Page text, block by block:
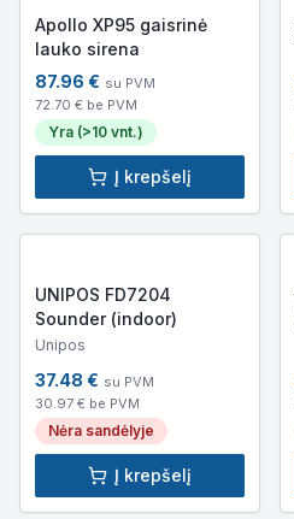
Apollo XP95 gaisrinė
lauko sirena
87.96 € su PVM
72.70 € be PVM
Yra (>10 vnt.)
Į krepšelį
UNIPOS FD7204
Sounder (indoor)
Unipos
37.48 € su PVM
30.97 € be PVM
Nėra sandėlyje
Į krepšelį